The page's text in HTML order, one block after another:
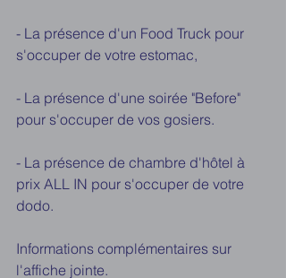
- La présence d'un Food Truck pour
s'occuper de votre estomac,
- La présence d'une soirée "Before"
pour s'occuper de vos gosiers.
- La présence de chambre d'hôtel à
prix ALL IN pour s'occuper de votre
dodo.
Informations complémentaires sur
l'affiche jointe.